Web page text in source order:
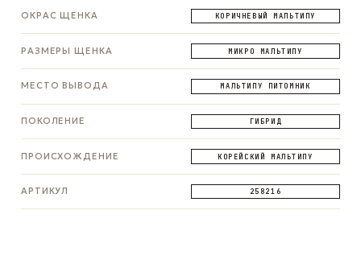
ОКРАС ЩЕНКА КОРИЧНЕВЫЙ МАЛЬТИПУ
РАЗМЕРЫ ЩЕНКА МИКРО МАЛЬТИПУ
МЕСТО ВЫВОДА МАЛЬТИПУ ПИТОМНИК
ПОКОЛЕНИЕ ГИБРИД
ПРОИСХОЖДЕНИЕ КОРЕЙСКИЙ МАЛЬТИПУ
АРТИКУЛ 258216